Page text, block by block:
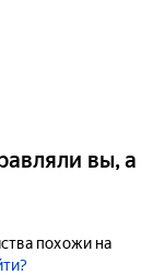
вы, а
похожи на